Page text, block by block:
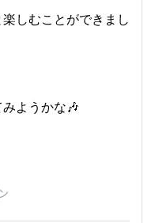
しむことができまし
ようかな🎶